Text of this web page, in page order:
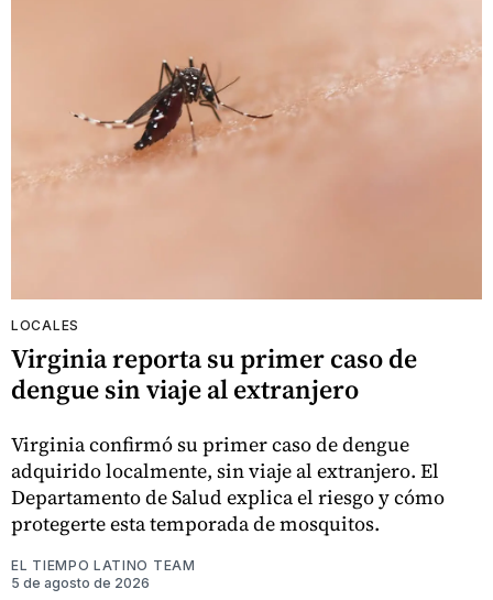
LOCALES
Virginia reporta su primer caso de
dengue sin viaje al extranjero
Virginia confirmó su primer caso de dengue
adquirido localmente, sin viaje al extranjero. El
Departamento de Salud explica el riesgo y cómo
protegerte esta temporada de mosquitos.
EL TIEMPO LATINO TEAM
5 de agosto de 2026